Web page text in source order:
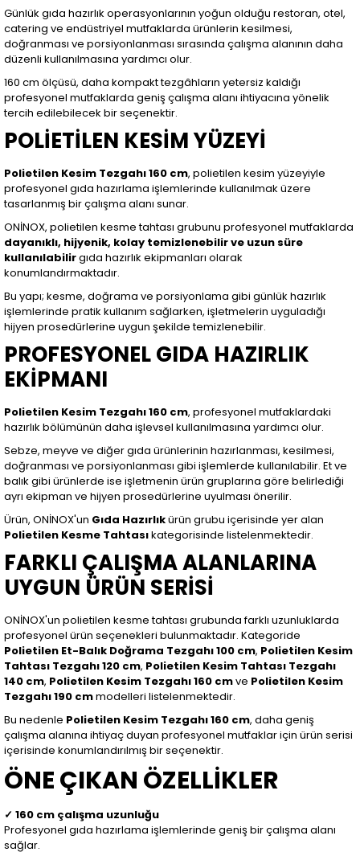
Günlük gıda hazırlık operasyonlarının yoğun olduğu restoran, otel,
catering ve endüstriyel mutfaklarda ürünlerin kesilmesi,
doğranması ve porsiyonlanması sırasında çalışma alanının daha
düzenli kullanılmasına yardımcı olur.
160 cm ölçüsü, daha kompakt tezgâhların yetersiz kaldığı
profesyonel mutfaklarda geniş çalışma alanı ihtiyacına yönelik
tercih edilebilecek bir seçenektir.
POLİETİLEN KESİM YÜZEYİ
Polietilen Kesim Tezgahı 160 cm, polietilen kesim yüzeyiyle
profesyonel gıda hazırlama işlemlerinde kullanılmak üzere
tasarlanmış bir çalışma alanı sunar.
ONİNOX, polietilen kesme tahtası grubunu profesyonel mutfaklarda
dayanıklı, hijyenik, kolay temizlenebilir ve uzun süre
kullanılabilirgıda hazırlık ekipmanları olarak
konumlandırmaktadır.
Bu yapı; kesme, doğrama ve porsiyonlama gibi günlük hazırlık
işlemlerinde pratik kullanım sağlarken, işletmelerin uyguladığı
hijyen prosedürlerine uygun şekilde temizlenebilir.
PROFESYONEL GIDA HAZIRLIK
EKİPMANI
Polietilen Kesim Tezgahı 160 cm, profesyonel mutfaklardaki
hazırlık bölümünün daha işlevsel kullanılmasına yardımcı olur.
Sebze, meyve ve diğer gıda ürünlerinin hazırlanması, kesilmesi,
doğranması ve porsiyonlanması gibi işlemlerde kullanılabilir. Et ve
balık gibi ürünlerde ise işletmenin ürün gruplarına göre belirlediği
ayrı ekipman ve hijyen prosedürlerine uyulması önerilir.
Ürün, ONİNOX'un Gıda Hazırlıkürün grubu içerisinde yer alan
Polietilen Kesme Tahtasıkategorisinde listelenmektedir.
FARKLI ÇALIŞMA ALANLARINA
UYGUN ÜRÜN SERİSİ
ONİNOX'un polietilen kesme tahtası grubunda farklı uzunluklarda
profesyonel ürün seçenekleri bulunmaktadır. Kategoride
Polietilen Et-Balık Doğrama Tezgahı 100 cm, Polietilen Kesim
Tahtası Tezgahı 120 cm, Polietilen Kesim Tahtası Tezgahı
140 cm, Polietilen Kesim Tezgahı 160 cmve Polietilen Kesim
Tezgahı 190 cmmodelleri listelenmektedir.
Bu nedenle Polietilen Kesim Tezgahı 160 cm, daha geniş
çalışma alanına ihtiyaç duyan profesyonel mutfaklar için ürün serisi
içerisinde konumlandırılmış bir seçenektir.
ÖNE ÇIKAN ÖZELLİKLER
✓ 160 cm çalışma uzunluğu
Profesyonel gıda hazırlama işlemlerinde geniş bir çalışma alanı
sağlar.